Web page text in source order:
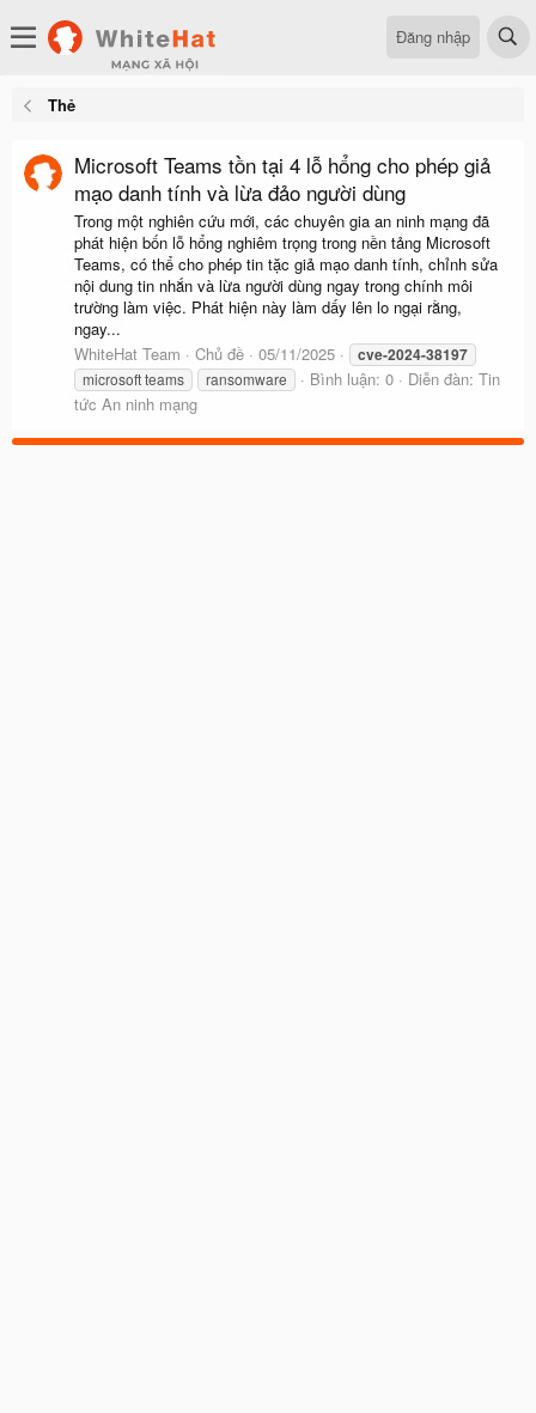
Đăng nhập
Thẻ
Microsoft Teams tồn tại 4 lỗ hổng cho phép giả
mạo danh tính và lừa đảo người dùng
Trong một nghiên cứu mới, các chuyên gia an ninh mạng đã
phát hiện bốn lỗ hổng nghiêm trọng trong nền tảng Microsoft
Teams, có thể cho phép tin tặc giả mạo danh tính, chỉnh sửa
nội dung tin nhắn và lừa người dùng ngay trong chính môi
trường làm việc. Phát hiện này làm dấy lên lo ngại rằng,
ngay...
WhiteHat Team
Chủ đề 05/11/2025 cve-2024-38197
microsoft teams ransomware Bình luận: 0 Diễn đàn: Tin
tức An ninh mạng